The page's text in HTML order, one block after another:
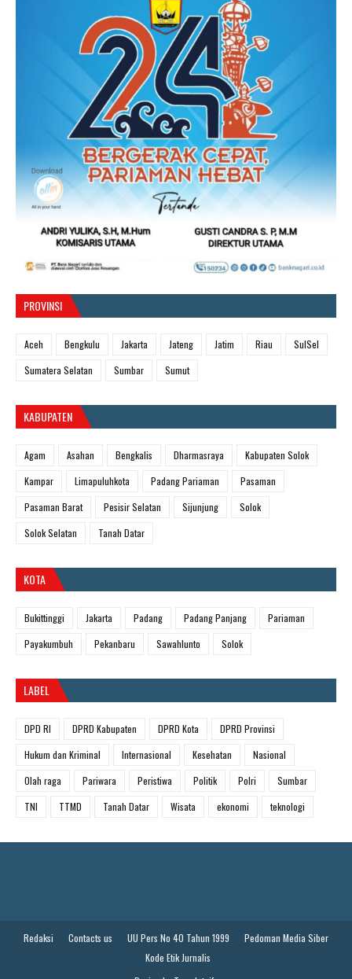
PROVINSI
Aceh Bengkulu Jakarta Jateng Jatim Riau
SulSel
Sumatera Selatan
Sumbar Sumut
KABUPATEN
Agam Asahan Bengkalis Dharmasraya
Kabupaten Solok
Kampar
Limapuluhkota Padang Pariaman
Pasaman
Pasaman Barat
Pesisir Selatan Sijunjung
Solok
Solok Selatan
Tanah Datar
KOTA
Bukittinggi Jakarta Padang Padang Panjang
Pariaman
Payakumbuh
Pekanbaru Sawahlunto Solok
LABEL
DPD RI DPRD Kabupaten DPRD Kota
DPRD Provinsi
Hukum dan Kriminal
Internasional Kesehatan
Nasional
Olah raga
Pariwara Peristiwa Politik Polri
Sumbar
TNI
TTMD Tanah Datar Wisata ekonomi teknologi
Redaksi Contacts us UU Pers No 40 Tahun 1999
Pedoman Media Siber
Kode Etik Jurnalis